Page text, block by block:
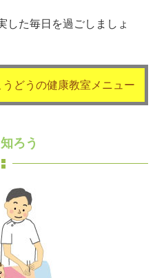
した毎日を過ごしましょ
うどうの健康教室メニュー
ろう